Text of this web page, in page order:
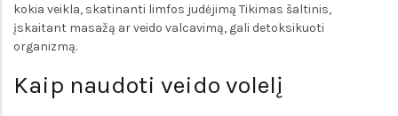
kokia veikla, skatinanti limfos judėjimą Tikimas šaltinis,
įskaitant masažą ar veido valcavimą, gali detoksikuoti
organizmą.
Kaip naudoti veido volelį